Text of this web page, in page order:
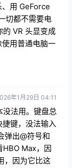
用 GeForce
切都不需要电
的 VR 头显变成
用普通电脑一
年1月29日 04:11
法用。键盘总
键，没法输入
弹出@符号和
HBO Max，因
，因为它比这